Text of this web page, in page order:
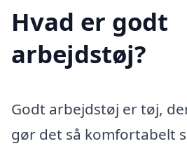
Hvad er godt
arbejdstøj?
Godt arbejdstøj er tøj,
gør det så komfortabelt